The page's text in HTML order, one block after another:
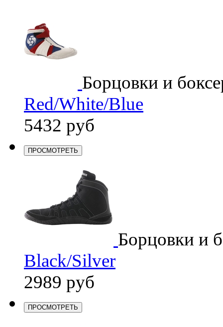
Борцовки и
Red/White/Blue
5432 руб
ПРОСМОТРЕТЬ
Борцовки и
Black/Silver
2989 руб
ПРОСМОТРЕТЬ